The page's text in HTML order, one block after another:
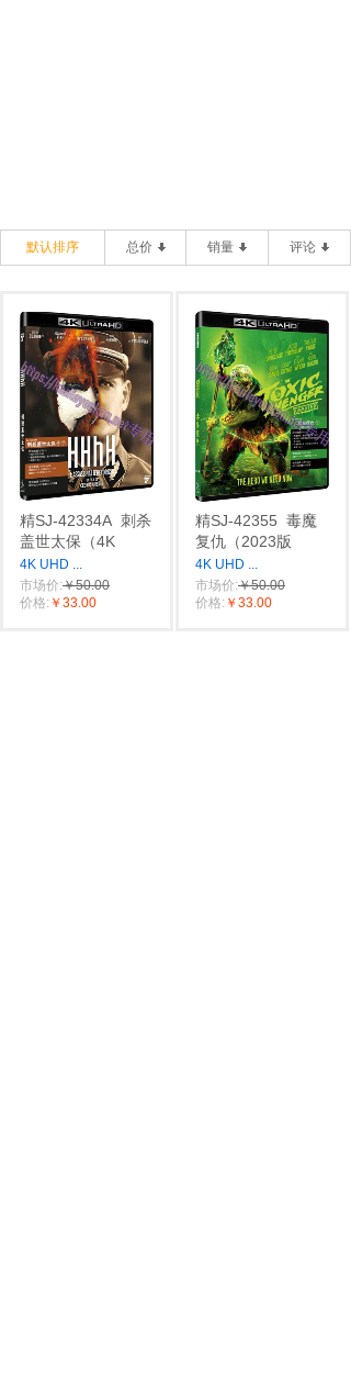
默认排序 总价 销量 评论
精SJ-42334A 刺杀
盖世太保（4K
4K UHD ...
市场价:￥50.00
价格: ￥33.00
精SJ-42355 毒魔
复仇（2023版
4K UHD ...
市场价:￥50.00
价格: ￥33.00